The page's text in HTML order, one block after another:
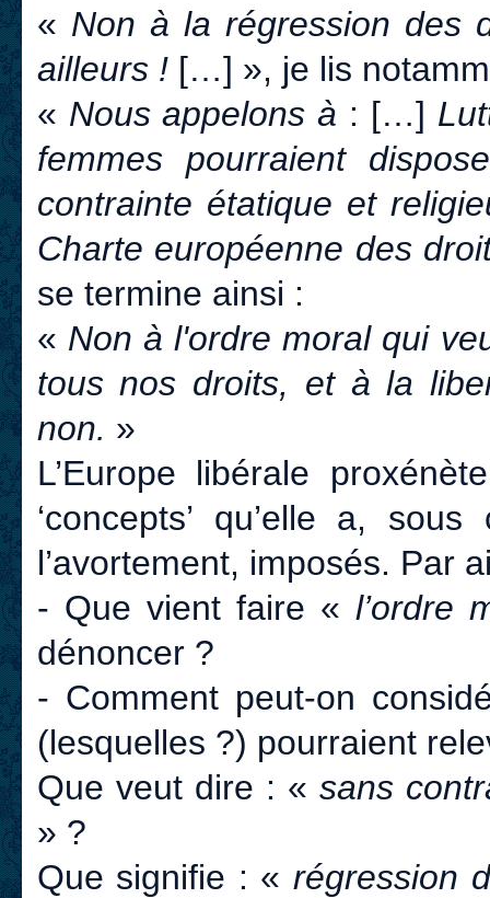
« Non à la régression des
ailleurs ![…] », je lis
« Nous appelons à : […]
femmes pourraient
contrainte étatique et
Charte européenne des
se termine ainsi :
« Non à l'ordre moral qui
tous nos droits, et à la
non. »
L’Europe libérale
‘concepts’ qu’elle a,
l’avortement, imposés. Par
- Que vient faire « l’ordre
dénoncer ?
- Comment peut-on
(lesquelles ?) pourraient
Que veut dire : « sans
» ?
Que signifie : «régression